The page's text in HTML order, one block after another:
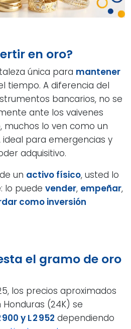
en oro?
única para mantener
tiempo. A diferencia del
bancarios, no se
ante los vaivenes
muchos lo ven como un
ideal para emergencias y
adquisitivo.
un activo físico, usted lo
lo puede vender, empeñar,
como inversión
el gramo de oro
los precios aproximados
(24K) se
900 y L 2 952 dependiendo